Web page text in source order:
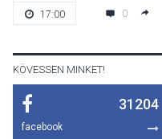
17:00 0
KÖVESSEN MINKET!
31204
facebook